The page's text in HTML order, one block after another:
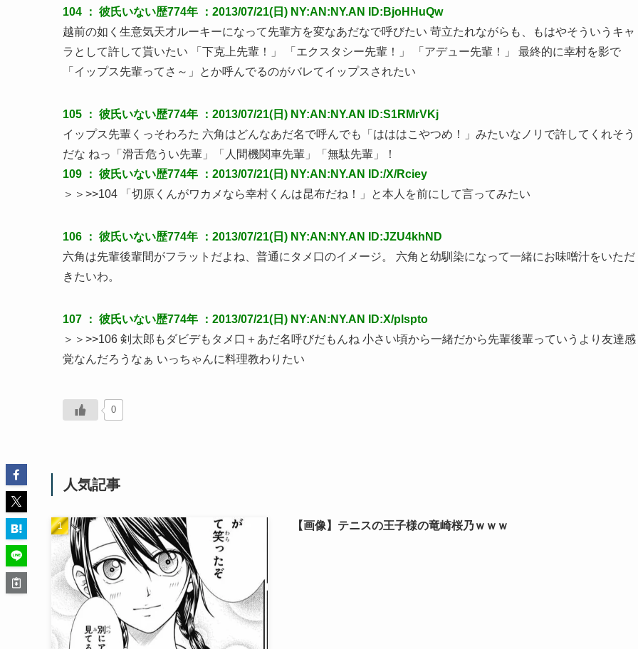
104 ： 彼氏いない歴774年
：2013/07/21(日) NY:AN:NY.AN ID:BjoHHuQw
越前の如く生意気天才ルーキーになって先輩方を変なあだなで呼びたい 苛立たれながらも、もはやそういうキャ
ラとして許して貰いたい 「下克上先輩！」 「エクスタシー先輩！」 「アデュー先輩！」 最終的に幸村を影で
「イップス先輩ってさ～」とか呼んでるのがバレてイップスされたい
105 ： 彼氏いない歴774年
：2013/07/21(日) NY:AN:NY.AN ID:S1RMrVKj
イップス先輩くっそわろた 六角はどんなあだ名で呼んでも「はははこやつめ！」みたいなノリで許してくれそう
だな ねっ「滑舌危うい先輩」「人間機関車先輩」「無駄先輩」！
109 ： 彼氏いない歴774年
：2013/07/21(日) NY:AN:NY.AN ID:/X/Rciey
＞＞>>104 「切原くんがワカメなら幸村くんは昆布だね！」と本人を前にして言ってみたい
106 ： 彼氏いない歴774年
：2013/07/21(日) NY:AN:NY.AN ID:JZU4khND
六角は先輩後輩間がフラットだよね、普通にタメ口のイメージ。 六角と幼馴染になって一緒にお味噌汁をいただ
きたいわ。
107 ： 彼氏いない歴774年
：2013/07/21(日) NY:AN:NY.AN ID:X/plspto
＞＞>>106 剣太郎もダビデもタメ口＋あだ名呼びだもんね 小さい頃から一緒だから先輩後輩っていうより友達感
覚なんだろうなぁ いっちゃんに料理教わりたい
0
人気記事
【画像】テニスの王子様の竜崎桜乃ｗｗｗ